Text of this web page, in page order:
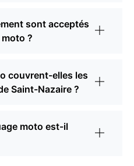
sont acceptés
?
couvrent-elles les
Saint-Nazaire ?
moto est-il